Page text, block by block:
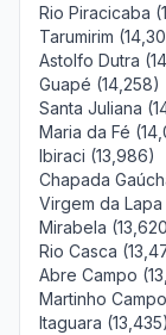
Rio Piracicaba
Tarumirim
Astolfo Dutra
Guapé (14,258)
Santa Juliana
Maria da Fé
Ibiraci (13,986)
Chapada
Virgem da Lapa
Mirabela
Rio Casca
Abre Campo
Martinho
Itaguara (13,435)